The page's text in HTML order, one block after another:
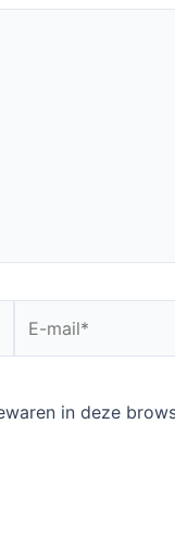
mail*
in deze